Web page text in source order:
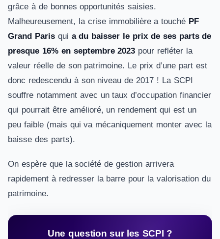
grâce à de bonnes opportunités saisies.
Malheureusement, la crise immobilière a touché PF
Grand Parisqui a du baisser le prix de ses parts de
presque 16% en septembre 2023 pour refléter la
valeur réelle de son patrimoine. Le prix d’une part est
donc redescendu à son niveau de 2017 ! La SCPI
souffre notamment avec un taux d’occupation financier
qui pourrait être amélioré, un rendement qui est un
peu faible (mais qui va mécaniquement monter avec la
baisse des parts).
On espère que la société de gestion arrivera
rapidement à redresser la barre pour la valorisation du
patrimoine.
Une question sur les SCPI ?